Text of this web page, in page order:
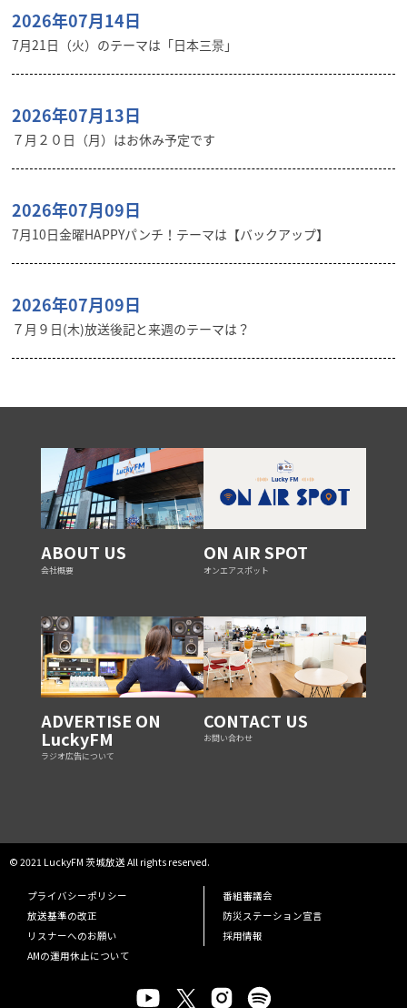
2026年07月14日
7月21日（火）のテーマは「日本三景」
2026年07月13日
７月２０日（月）はお休み予定です
2026年07月09日
7月10日金曜HAPPYパンチ！テーマは【バックアップ】
2026年07月09日
７月９日(木)放送後記と来週のテーマは？
ABOUT US
会社概要
ON AIR SPOT
オンエアスポット
ADVERTISE ON
LuckyFM
ラジオ広告について
CONTACT US
お問い合わせ
© 2021 LuckyFM 茨城放送 All rights reserved.
プライバシーポリシー
番組審議会
放送基準の改正
防災ステーション宣言
リスナーへのお願い
採用情報
AMの運用休止について